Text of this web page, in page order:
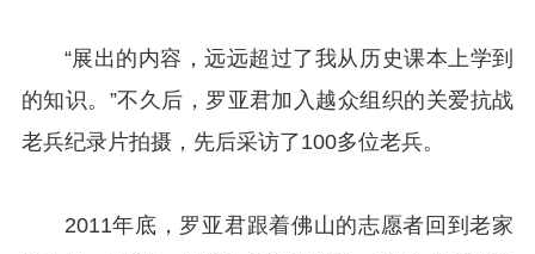
“展出的内容，远远超过了我从历史课本上学到
的知识。”不久后，罗亚君加入越众组织的关爱抗战
老兵纪录片拍摄，先后采访了100多位老兵。
2011年底，罗亚君跟着佛山的志愿者回到老家